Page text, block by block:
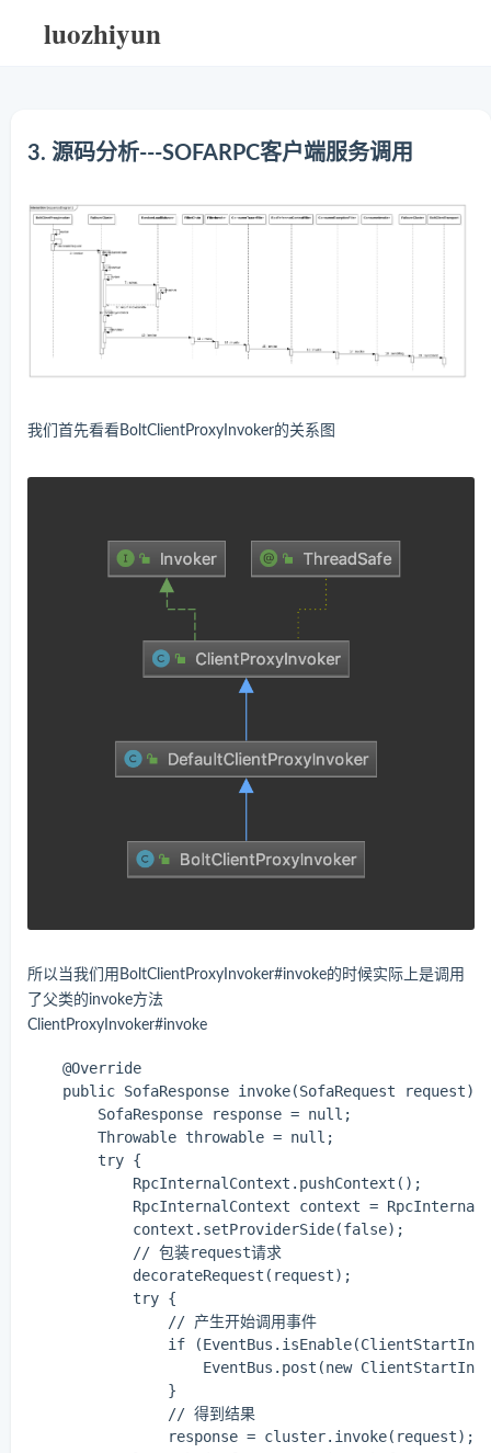
luozhiyun
3. 源码分析---SOFARPC客户端服务调用
我们首先看看BoltClientProxyInvoker的关系图
所以当我们用BoltClientProxyInvoker#invoke的时候实际上是调用
了父类的invoke方法
ClientProxyInvoker#invoke
    @Override
public SofaResponse invoke(SofaRequest request)
        SofaResponse response = null;
        Throwable throwable = null;
        try {
            RpcInternalContext.pushContext();
RpcInternalContext context =
            context.setProviderSide(false);
            // 包装request请求
            decorateRequest(request);
            try {
                // 产生开始调用事件
if
EventBus.post(new
                }
                // 得到结果
                response = cluster.invoke(request);